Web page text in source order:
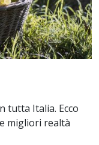
tutta Italia. Ecco
migliori realtà